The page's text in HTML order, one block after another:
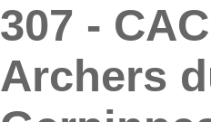
307 -
Archers